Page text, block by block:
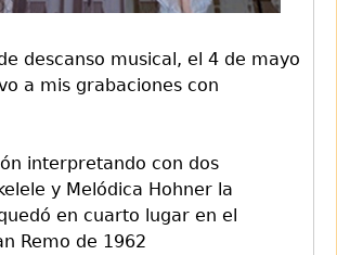
descanso musical, el 4 de mayo
a mis grabaciones con
interpretando con dos
y Melódica Hohner la
en cuarto lugar en el
Remo de 1962